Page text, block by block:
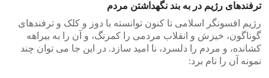
ترفندهای رژیم در به بند نگهداشتن مردم
رژیم افسونگر اسلامی تا کنون توانسته با دوز و کلک و ترفندهای
گوناگون، خیزش و انقلاب مردمی را کمرنگ، و آن را به بیراهه
کشانده، و مردم را دلسرد، نا امید سازد. در این جا می توان چند
نمونه آن را نام برد: